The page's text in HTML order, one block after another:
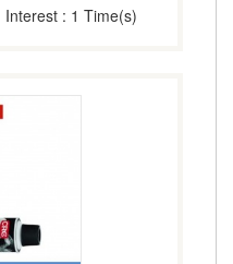
Interest : 1 Time(s)